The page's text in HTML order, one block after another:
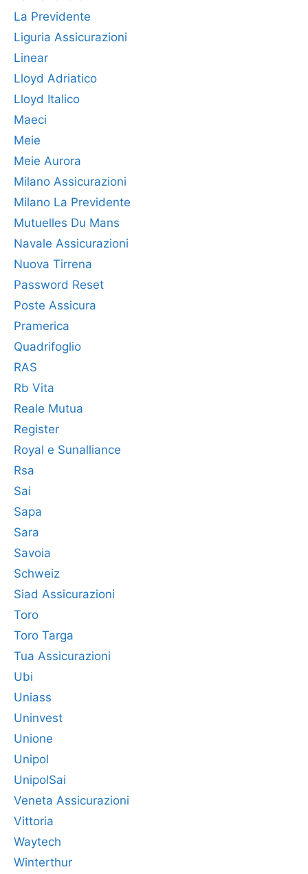
La Previdente
Liguria Assicurazioni
Linear
Lloyd Adriatico
Lloyd Italico
Maeci
Meie
Meie Aurora
Milano Assicurazioni
Milano La Previdente
Mutuelles Du Mans
Navale Assicurazioni
Nuova Tirrena
Password Reset
Poste Assicura
Pramerica
Quadrifoglio
RAS
Rb Vita
Reale Mutua
Register
Royal e Sunalliance
Rsa
Sai
Sapa
Sara
Savoia
Schweiz
Siad Assicurazioni
Toro
Toro Targa
Tua Assicurazioni
Ubi
Uniass
Uninvest
Unione
Unipol
UnipolSai
Veneta Assicurazioni
Vittoria
Waytech
Winterthur